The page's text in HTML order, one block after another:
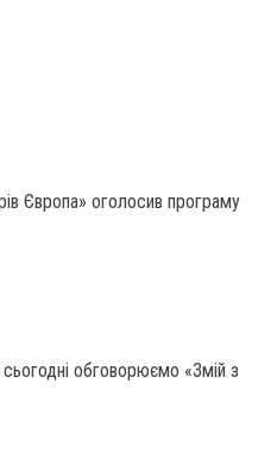
Європа» оголосив програму
обговорюємо «Змій з